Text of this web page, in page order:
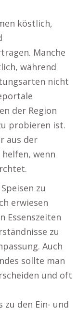
köstlich,
Manche
während
nicht
der Region
probieren ist.
aus der
wenn
zu
erwiesen
Essenszeiten
zu
Auch
sollte man
und oft
den Ein- und